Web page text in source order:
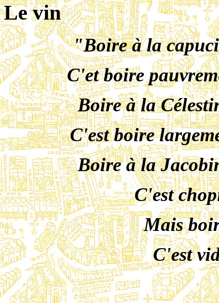
Le vin
"Boire à la
C'et boire
Boire à la
C'est boire
Boire à la
C'est
Mais
C'est